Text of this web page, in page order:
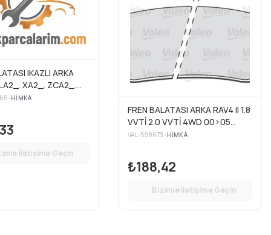
IKAZLI ARKA
XA2_. ZCA2_.
VVTI 14.00MM
• HIMKA
İletişime Geçin
FREN BALATASI ARKA RAV4 II 1.8
VVTİ 2.0 VVTİ 4WD 00>05
CHERY TIGGO 1.6 10>
VAL-598673 • HIMKA
₺188,42
Bizimle İletişime Geçin